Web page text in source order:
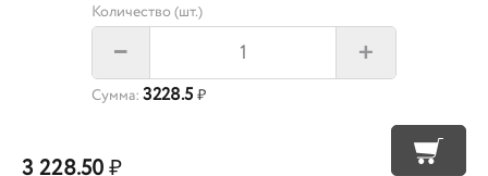
Количество (шт.)
– +
Сумма: 3228.5 ₽
3 228.50₽